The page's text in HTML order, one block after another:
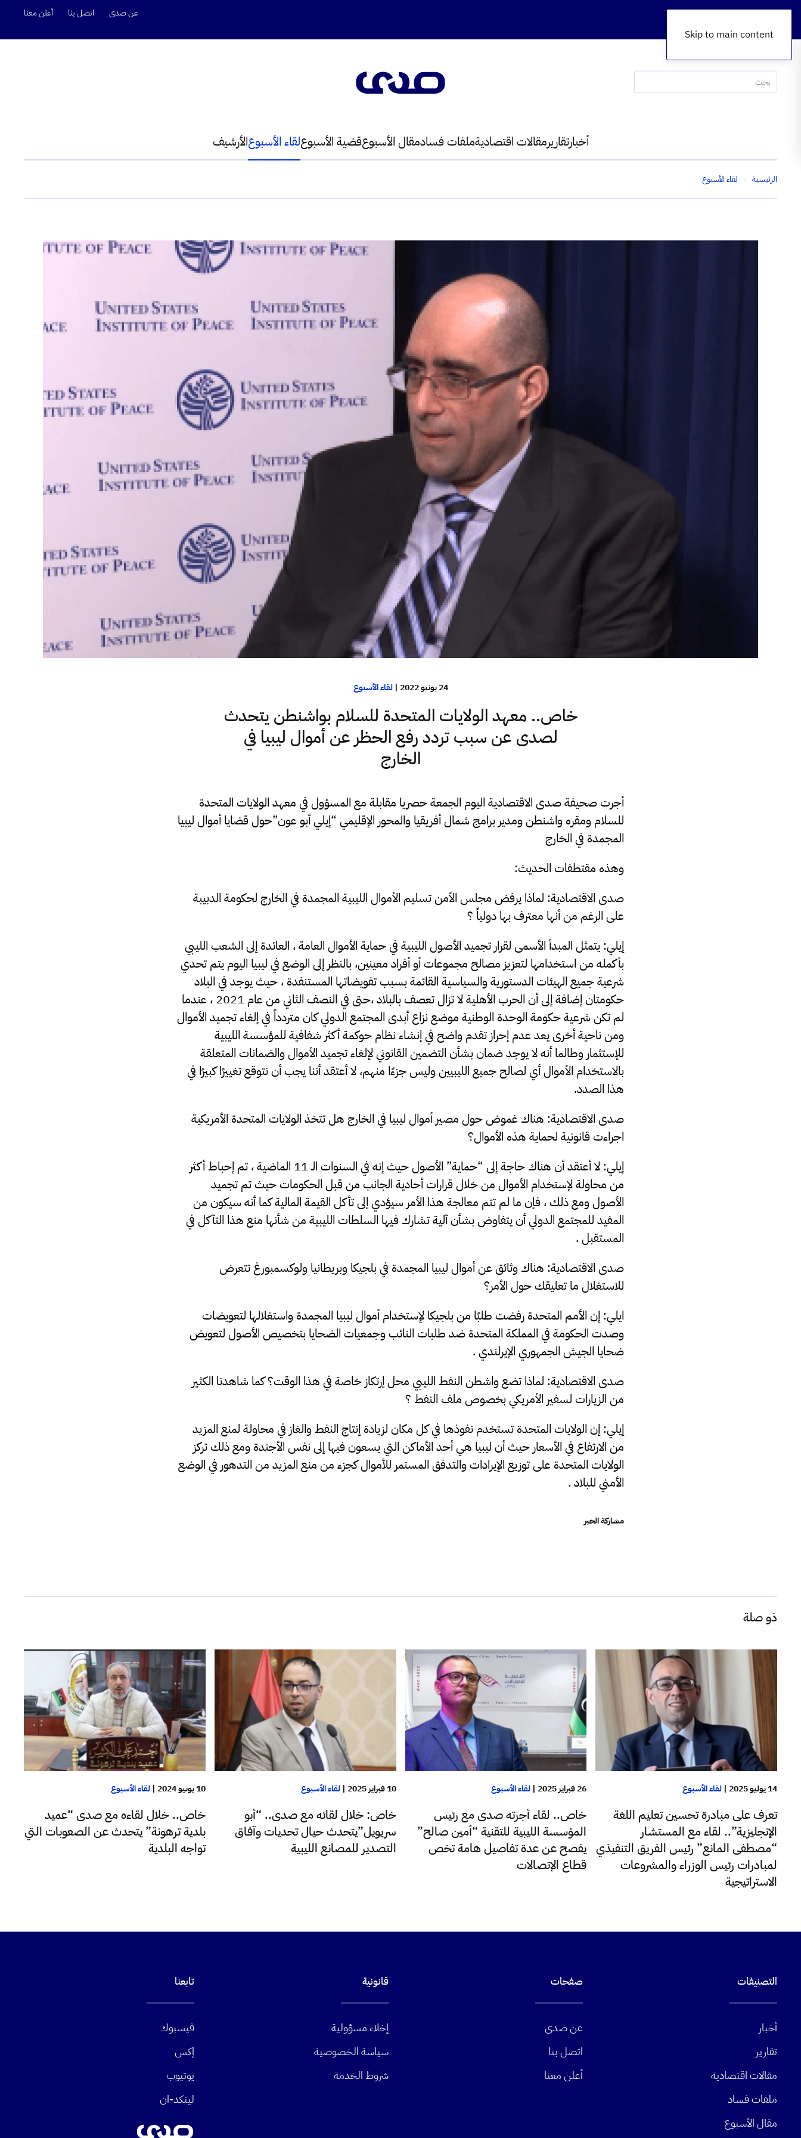
Skip to main content
عن صدى اتصل بنا أعلن معنا
أخبارتقاريرمقالات اقتصاديةملفات فسادمقال الأسبوعقضية الأسبوعلقاء الأسبوعالأرشيف
الرئيسية لقاء الأسبوع
24 يونيو 2022 |لقاء الأسبوع
خاص.. معهد الولايات المتحدة للسلام بواشنطن يتحدث
لصدى عن سبب تردد رفع الحظر عن أموال ليبيا في
الخارج
أجرت صحيفة صدى الاقتصادية اليوم الجمعة حصريا مقابلة مع المسؤول في معهد الولايات المتحدة
للسلام ومقره واشنطن ومدير برامج شمال أفريقيا والمحور الإقليمي “إيلي أبو عون”حول قضايا أموال ليبيا
المجمدة في الخارج
وهذه مقتطفات الحديث:
صدى الاقتصادية: لماذا يرفض مجلس الأمن تسليم الأموال الليبية المجمدة في الخارج لحكومة الدبيبة
على الرغم من أنها معترف بها دولياً ؟
إيلي: يتمثل المبدأ الأسمى لقرار تجميد الأصول الليبية في حماية الأموال العامة ، العائدة إلى الشعب الليبي
بأكمله من استخدامها لتعزيز مصالح مجموعات أو أفراد معينين، بالنظر إلى الوضع في ليبيا اليوم يتم تحدي
شرعية جميع الهيئات الدستورية والسياسية القائمة بسبب تفويضاتها المستنفدة ، حيث يوجد في البلاد
حكومتان إضافة إلى أن الحرب الأهلية لا تزال تعصف بالبلاد ،حتى في النصف الثاني من عام 2021 ، عندما
لم تكن شرعية حكومة الوحدة الوطنية موضع نزاع أبدى المجتمع الدولي كان متردداً في إلغاء تجميد الأموال
ومن ناحية أخرى يعد عدم إحراز تقدم واضح في إنشاء نظام حوكمة أكثر شفافية للمؤسسة الليبية
للإستثمار وطالما أنه لا يوجد ضمان بشأن التضمين القانوني لإلغاء تجميد الأموال والضمانات المتعلقة
بالاستخدام الأموال أي لصالح جميع الليبيين وليس جزءًا منهم، لا أعتقد أننا يجب أن نتوقع تغييرًا كبيرًا في
هذا الصدد.
صدى الاقتصادية: هناك غموض حول مصير أموال ليبيا في الخارج هل تتخذ الولايات المتحدة الأمريكية
اجراءت قانونية لحماية هذه الأموال؟
إيلي: لا أعتقد أن هناك حاجة إلى “حماية” الأصول حيث إنه في السنوات الـ 11 الماضية ، تم إحباط أكثر
من محاولة ﻹستخدام الأموال من خلال قرارات أحادية الجانب من قبل الحكومات حيث تم تجميد
الأصول ومع ذلك ، فإن ما لم تتم معالجة هذا الأمر سيؤدي إلى تأكل القيمة المالية كما أنه سيكون من
المفيد للمجتمع الدولي أن يتفاوض بشأن آلية تشارك فيها السلطات الليبية من شأنها منع هذا التآكل في
المستقبل .
صدى الاقتصادية: هناك وثائق عن أموال ليبيا المجمدة في بلجيكا وبريطانيا ولوكسمبورغ تتعرض
للاستغلال ما تعليقك حول الأمر؟
ايلي: إن الأمم المتحدة رفضت طلبًا من بلجيكا لإستخدام أموال ليبيا المجمدة واستغلالها لتعويضات
وصدت الحكومة في المملكة المتحدة ضد طلبات النائب وجمعيات الضحايا بتخصيص الأصول لتعويض
ضحايا الجيش الجمهوري اﻹيرلندي .
صدى الاقتصادية: لماذا تضع واشطن النفط الليبي محل إرتكاز خاصة في هذا الوقت؟ كما شاهدنا الكثير
من الزيارات لسفير الأمريكي بخصوص ملف النفط ؟
إيلي: إن الولايات المتحدة تستخدم نفوذها في كل مكان لزيادة إنتاج النفط والغاز في محاولة لمنع المزيد
من الارتفاع في الأسعار حيث أن ليبيا هي أحد الأماكن التي يسعون فيها إلى نفس الأجندة ومع ذلك تركز
الولايات المتحدة على توزيع الإيرادات والتدفق المستمر للأموال كجزء من منع المزيد من التدهور في الوضع
الأمني للبلاد .
مشاركة الخبر
ذو صلة
14 يوليو 2025 | لقاء الأسبوع
تعرف على مبادرة تحسين تعليم اللغة
الإنجليزية”.. لقاء مع المستشار
“مصطفى المانع” رئيس الفريق التنفيذي
لمبادرات رئيس الوزراء والمشروعات
الاستراتيجية
26 فبراير 2025 | لقاء الأسبوع
خاص.. لقاء أجرته صدى مع رئيس
المؤسسة الليبية للتقنية “أمين صالح”
يفصح عن عدة تفاصيل هامة تخص
قطاع الإتصالات
10 فبراير 2025 |لقاء الأسبوع
خاص: خلال لقائه مع صدى.. “أبو
سريويل”يتحدث حيال تحديات وآفاق
التصدير للمصانع الليبية
10 يونيو 2024 |لقاء الأسبوع
خاص.. خلال لقاءه مع صدى “عميد
بلدية ترهونة” يتحدث عن الصعوبات التي
تواجه البلدية
التصنيفات
أخبار
تقارير
مقالات اقتصادية
ملفات فساد
مقال الأسبوع
صفحات
عن صدى
اتصل بنا
أعلن معنا
قانونية
إخلاء مسؤولية
سياسة الخصوصية
شروط الخدمة
تابعنا
فيسبوك
إكس
يوتيوب
لينكد-ان